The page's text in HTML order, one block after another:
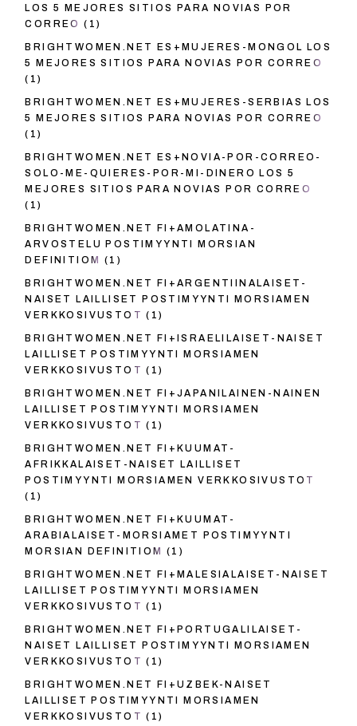
LOS 5 MEJORES SITIOS PARA NOVIAS POR
CORREO (1)
BRIGHTWOMEN.NET ES+MUJERES-MONGOL LOS
5 MEJORES SITIOS PARA NOVIAS POR CORREO
(1)
BRIGHTWOMEN.NET ES+MUJERES-SERBIAS LOS
5 MEJORES SITIOS PARA NOVIAS POR CORREO
(1)
BRIGHTWOMEN.NET ES+NOVIA-POR-CORREO-
SOLO-ME-QUIERES-POR-MI-DINERO LOS 5
MEJORES SITIOS PARA NOVIAS POR CORREO
(1)
BRIGHTWOMEN.NET FI+AMOLATINA-
ARVOSTELU POSTIMYYNTI MORSIAN
DEFINITIOM
(1)
BRIGHTWOMEN.NET FI+ARGENTIINALAISET-
NAISET LAILLISET POSTIMYYNTI MORSIAMEN
VERKKOSIVUSTOT (1)
BRIGHTWOMEN.NET FI+ISRAELILAISET-NAISET
LAILLISET POSTIMYYNTI MORSIAMEN
VERKKOSIVUSTOT (1)
BRIGHTWOMEN.NET FI+JAPANILAINEN-NAINEN
LAILLISET POSTIMYYNTI MORSIAMEN
VERKKOSIVUSTOT (1)
BRIGHTWOMEN.NET FI+KUUMAT-
AFRIKKALAISET-NAISET LAILLISET
POSTIMYYNTI MORSIAMEN VERKKOSIVUSTOT
(1)
BRIGHTWOMEN.NET FI+KUUMAT-
ARABIALAISET-MORSIAMET POSTIMYYNTI
MORSIAN DEFINITIOM
(1)
BRIGHTWOMEN.NET FI+MALESIALAISET-NAISET
LAILLISET POSTIMYYNTI MORSIAMEN
VERKKOSIVUSTOT (1)
BRIGHTWOMEN.NET FI+PORTUGALILAISET-
NAISET LAILLISET POSTIMYYNTI MORSIAMEN
VERKKOSIVUSTOT (1)
BRIGHTWOMEN.NET FI+UZBEK-NAISET
LAILLISET POSTIMYYNTI MORSIAMEN
VERKKOSIVUSTOT (1)